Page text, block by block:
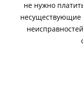
не нужно